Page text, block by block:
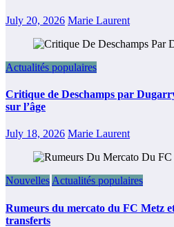
July 20, 2026 Marie Laurent
Actualités populaires
Critique de Deschamps par
sur l’âge
July 18, 2026 Marie Laurent
NouvellesActualités populaires
Rumeurs du mercato du FC Metz
transferts